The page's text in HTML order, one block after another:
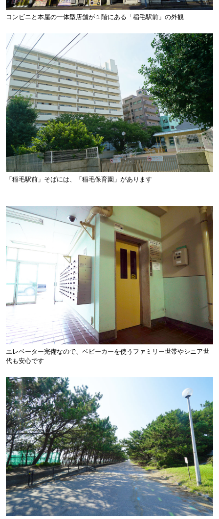
コンビニと本屋の一体型店舗が１階にある「稲毛駅前」の外観
「稲毛駅前」そばには、「稲毛保育園」があります
エレベーター完備なので、ベビーカーを使うファミリー世帯やシニア世
代も安心です